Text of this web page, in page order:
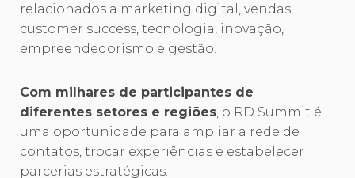
relacionados a marketing digital, vendas,
customer success, tecnologia, inovação,
empreendedorismo e gestão.
Com milhares de participantes de
diferentes setores e regiões , o RD Summit é
uma oportunidade para ampliar a rede de
contatos, trocar experiências e estabelecer
parcerias estratégicas.